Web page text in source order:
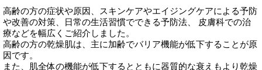
高齢の方の症状や原因、スキンケアやエイジングケアによる予防
や改善の対策、日常の生活習慣でできる予防法、 皮膚科での治
療などを幅広くご紹介しました。
高齢の方の乾燥肌は、主に加齢でバリア機能が低下することが原
因です。
また、肌全体の機能が低下するとともに器質的な衰えもより乾燥